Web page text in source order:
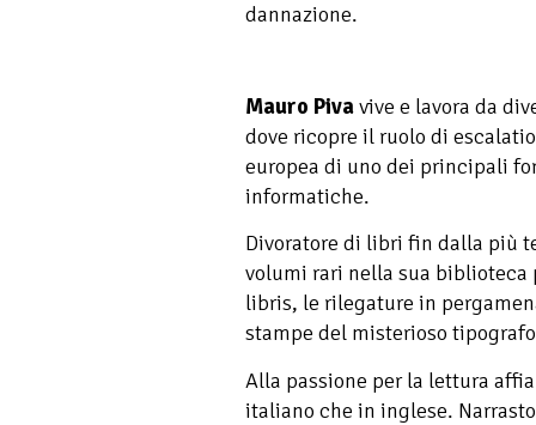
dannazione.
Mauro Pivavive e lavora da
dove ricopre il ruolo di
europea di uno dei principali
informatiche.
Divoratore di libri fin dalla più
volumi rari nella sua biblioteca
libris, le rilegature in
stampe del misterioso
Alla passione per la lettura
italiano che in inglese.